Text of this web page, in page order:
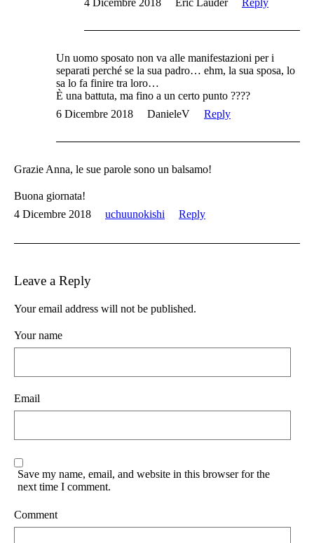
4 Dicembre 2018
Eric Lauder Reply
Un uomo sposato non va alle manifestazioni per i
separati perché se la sua padro… ehm, la sua sposa, lo
sa lo fa finire tra loro…
È una battuta, ma fino a un certo punto ????
6 Dicembre 2018
DanieleV Reply
Grazie Anna, le sue parole sono un balsamo!
Buona giornata!
4 Dicembre 2018
uchuunokishi Reply
Leave a Reply
Your email address will not be published.
Your name
Email
Save my name, email, and website in this browser for the
next time I comment.
Comment